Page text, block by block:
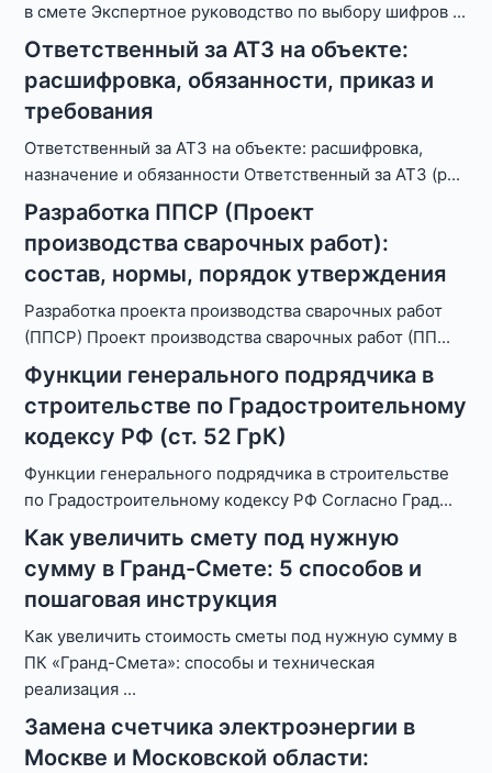
в смете Экспертное руководство по выбору шифров ...
Ответственный за АТЗ на объекте:
расшифровка, обязанности, приказ и
требования
Ответственный за АТЗ на объекте: расшифровка,
назначение и обязанности Ответственный за АТЗ (р...
Разработка ППСР (Проект
производства сварочных работ):
состав, нормы, порядок утверждения
Разработка проекта производства сварочных работ
(ППСР) Проект производства сварочных работ (ПП...
Функции генерального подрядчика в
строительстве по Градостроительному
кодексу РФ (ст. 52 ГрК)
Функции генерального подрядчика в строительстве
по Градостроительному кодексу РФ Согласно Град...
Как увеличить смету под нужную
сумму в Гранд-Смете: 5 способов и
пошаговая инструкция
Как увеличить стоимость сметы под нужную сумму в
ПК «Гранд-Смета»: способы и техническая
реализация ...
Замена счетчика электроэнергии в
Москве и Московской области: